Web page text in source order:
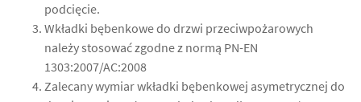
podcięcie.
Wkładki bębenkowe do drzwi przeciwpożarowych
należy stosować zgodne z normą PN-EN
1303:2007/AC:2008
Zalecany wymiar wkładki bębenkowej asymetrycznej do